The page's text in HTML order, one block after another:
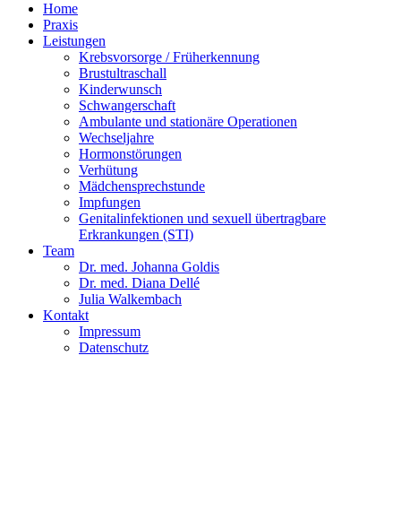
Home
Praxis
Leistungen
Krebsvorsorge / Früherkennung
Brustultraschall
Kinderwunsch
Schwangerschaft
Ambulante und stationäre Operationen
Wechseljahre
Hormonstörungen
Verhütung
Mädchensprechstunde
Impfungen
Genitalinfektionen und sexuell übertragbare
Erkrankungen (STI)
Team
Dr. med. Johanna Goldis
Dr. med. Diana Dellé
Julia Walkembach
Kontakt
Impressum
Datenschutz